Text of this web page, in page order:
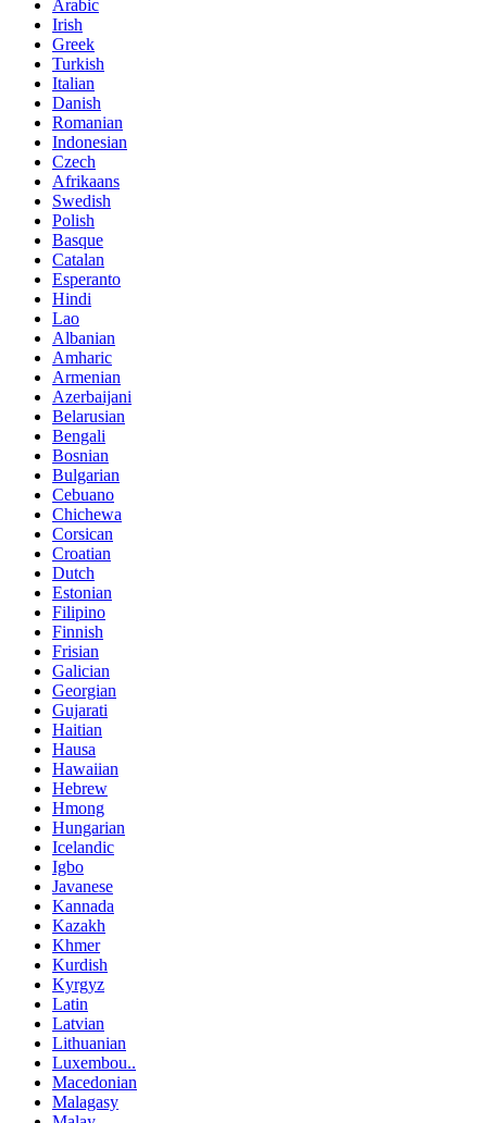
Arabic
Irish
Greek
Turkish
Italian
Danish
Romanian
Indonesian
Czech
Afrikaans
Swedish
Polish
Basque
Catalan
Esperanto
Hindi
Lao
Albanian
Amharic
Armenian
Azerbaijani
Belarusian
Bengali
Bosnian
Bulgarian
Cebuano
Chichewa
Corsican
Croatian
Dutch
Estonian
Filipino
Finnish
Frisian
Galician
Georgian
Gujarati
Haitian
Hausa
Hawaiian
Hebrew
Hmong
Hungarian
Icelandic
Igbo
Javanese
Kannada
Kazakh
Khmer
Kurdish
Kyrgyz
Latin
Latvian
Lithuanian
Luxembou..
Macedonian
Malagasy